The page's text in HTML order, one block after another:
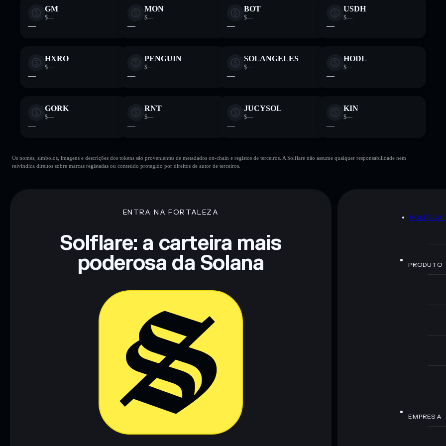
GM
$—
—
MON
$—
—
BOT
$—
—
USDH
$—
—
HXRO
$—
—
PENGUIN
$—
—
SOLANGELES
$—
—
HODL
$—
—
GORK
$—
—
RNT
$—
—
JUCYSOL
$—
—
KIN
$—
—
Os nomes, símbolos, imagens e descrições dos tokens são provenientes de metadados on-chain e registos de terceiros. A Solflare não assume qualquer responsabilidade nem
reivindica direitos sobre marcas registadas ou conteúdo protegido por direitos de autor de terceiros.
ENTRA NA FORTALEZA
Solflare: a carteira mais
poderosa da Solana
POLÍTICA
PRODUTO
EMPRESA